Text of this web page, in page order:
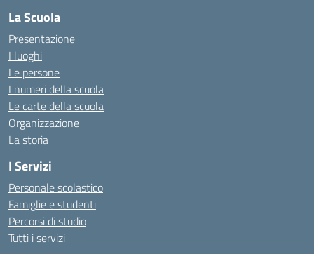
La Scuola
Presentazione
I luoghi
Le persone
I numeri della scuola
Le carte della scuola
Organizzazione
La storia
I Servizi
Personale scolastico
Famiglie e studenti
Percorsi di studio
Tutti i servizi